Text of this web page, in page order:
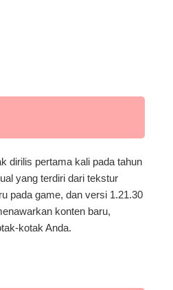
dirilis pertama kali pada tahun
yang terdiri dari tekstur
pada game, dan versi 1.21.30
konten baru,
kotak Anda.